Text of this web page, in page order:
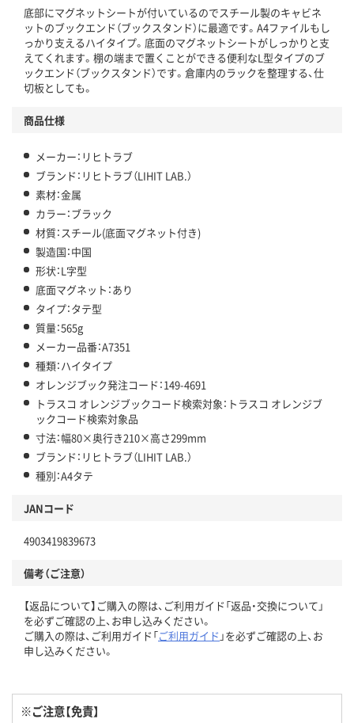
底部にマグネットシートが付いているのでスチール製のキャビネ
ットのブックエンド（ブックスタンド）に最適です。A4ファイルもし
っかり支えるハイタイプ。底面のマグネットシートがしっかりと支
えてくれます。棚の端まで置くことができる便利なL型タイプのブ
ックエンド（ブックスタンド）です。倉庫内のラックを整理する、仕
切板としても。
商品仕様
メーカー：リヒトラブ
ブランド：リヒトラブ（LIHIT LAB.）
素材：金属
カラー：ブラック
材質：スチール(底面マグネット付き)
製造国：中国
形状：L字型
底面マグネット：あり
タイプ：タテ型
質量：565g
メーカー品番：A7351
種類：ハイタイプ
オレンジブック発注コード：149-4691
トラスコ オレンジブックコード検索対象：トラスコ オレンジブ
ックコード検索対象品
寸法：幅80×奥行き210×高さ299mm
ブランド：リヒトラブ（LIHIT LAB.）
種別：A4タテ
JANコード
4903419839673
備考（ご注意）
【返品について】ご購入の際は、ご利用ガイド「返品・交換について」
を必ずご確認の上、お申し込みください。
ご購入の際は、ご利用ガイド「ご利用ガイド 」を必ずご確認の上、お
申し込みください。
※ご注意【免責】